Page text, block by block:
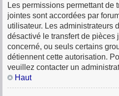
Les permissions permettant de
jointes sont accordées par
utilisateur. Les administrateurs
désactivé le transfert de pièces
concerné, ou seuls certains
détiennent cette autorisation.
veuillez contacter un
Haut